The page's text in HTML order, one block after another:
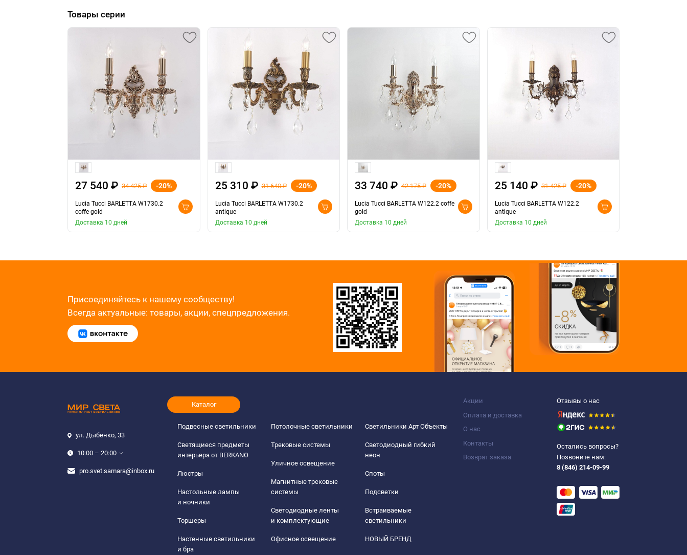
Товары серии
27 540 ₽ 34 425 ₽ -20%
Lucia Tucci BARLETTA W1730.2
coffe gold
Доставка 10 дней
25 310 ₽ 31 640 ₽ -20%
Lucia Tucci BARLETTA W1730.2
antique
Доставка 10 дней
33 740 ₽ 42 175 ₽ -20%
Lucia Tucci BARLETTA W122.2 coffe
gold
Доставка 10 дней
25 140 ₽ 31 425 ₽ -20%
Lucia Tucci BARLETTA W122.2
antique
Доставка 10 дней
Присоединяйтесь к нашему сообществу!
Всегда актуальные: товары, акции, спецпредложения.
ул. Дыбенко, 33
10:00 – 20:00
pro.svet.samara@inbox.ru
Акции
Оплата и доставка
О нас
Контакты
Возврат заказа
Каталог
Подвесные светильники
Светящиеся предметы
интерьера от BERKANO
Люстры
Настольные лампы
и ночники
Торшеры
Настенные светильники
и бра
Потолочные светильники
Трековые системы
Уличное освещение
Магнитные трековые
системы
Светодиодные ленты
и комплектующие
Офисное освещение
Светильники Арт Объекты
Светодиодный гибкий
неон
Споты
Подсветки
Встраиваемые
светильники
НОВЫЙ БРЕНД
Отзывы о нас
Остались вопросы?
Позвоните нам:
8 (846) 214-09-99